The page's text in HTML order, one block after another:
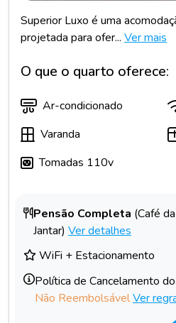
Superior Luxo é uma
projetada para ofer... Ver mais
O que o quarto oferece:
Ar-condicionado
Varanda
Tomadas 110v
Pensão Completa (Café
Jantar) Ver detalhes
WiFi + Estacionamento
Política de Cancelamento
Não ReembolsávelVer